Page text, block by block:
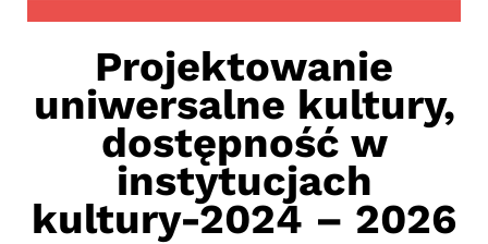
Projektowanie
uniwersalne kultury,
dostępność w
instytucjach
kultury-2024 – 2026